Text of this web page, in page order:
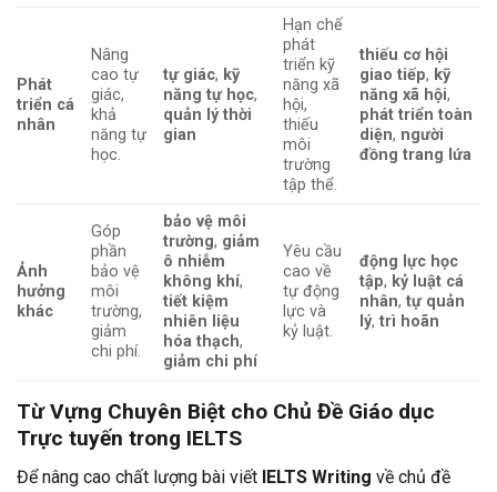
Phát
triển cá
nhân
Nâng
cao tự
giác,
khả
năng tự
học.
tự giác, kỹ
năng tự học,
quản lý thời
gian
Hạn chế
phát
triển kỹ
năng xã
hội,
thiếu
môi
trường
tập thể.
thiếu cơ hội
giao tiếp, kỹ
năng xã hội,
phát triển toàn
diện, người
đồng trang lứa
Ảnh
hưởng
khác
Góp
phần
bảo vệ
môi
trường,
giảm
chi phí.
bảo vệ môi
trường, giảm
ô nhiễm
không khí,
tiết kiệm
nhiên liệu
hóa thạch,
giảm chi phí
Yêu cầu
cao về
tự động
lực và
kỷ luật.
động lực học
tập, kỷ luật cá
nhân,tự quản
lý,trì hoãn
Từ Vựng Chuyên Biệt cho Chủ Đề Giáo dục
Trực tuyến trong IELTS
Để nâng cao chất lượng bài viết IELTS Writing về chủ đề